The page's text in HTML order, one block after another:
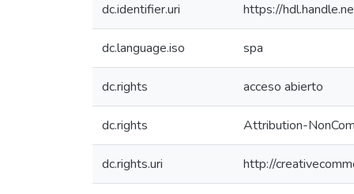
dc.identifier.uri https://
dc.language.iso spa
dc.rights acceso abierto
dc.rights Attribution-
dc.rights.uri http://